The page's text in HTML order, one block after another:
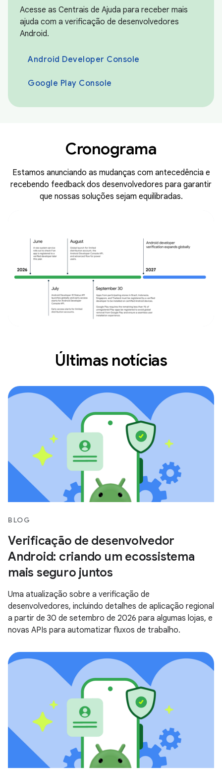
Acesse as Centrais de Ajuda para receber mais
ajuda com a verificação de desenvolvedores
Android.
Android Developer Console
Google Play Console
Cronograma
Estamos anunciando as mudanças com antecedência e
recebendo feedback dos desenvolvedores para garantir
que nossas soluções sejam equilibradas.
Últimas notícias
BLOG
Verificação de desenvolvedor
Android: criando um ecossistema
mais seguro juntos
Uma atualização sobre a verificação de
desenvolvedores, incluindo detalhes de aplicação regional
a partir de 30 de setembro de 2026 para algumas lojas, e
novas APIs para automatizar fluxos de trabalho.